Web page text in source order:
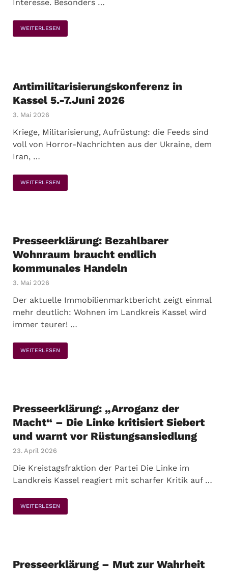
Interesse. Besonders …
WEITERLESEN
Antimilitarisierungskonferenz in
Kassel 5.-7.Juni 2026
3. Mai 2026
Kriege, Militarisierung, Aufrüstung: die Feeds sind
voll von Horror-Nachrichten aus der Ukraine, dem
Iran, …
WEITERLESEN
Presseerklärung: Bezahlbarer
Wohnraum braucht endlich
kommunales Handeln
3. Mai 2026
Der aktuelle Immobilienmarktbericht zeigt einmal
mehr deutlich: Wohnen im Landkreis Kassel wird
immer teurer! …
WEITERLESEN
Presseerklärung: „Arroganz der
Macht“ – Die Linke kritisiert Siebert
und warnt vor Rüstungsansiedlung
23. April 2026
Die Kreistagsfraktion der Partei Die Linke im
Landkreis Kassel reagiert mit scharfer Kritik auf …
WEITERLESEN
Presseerklärung – Mut zur Wahrheit